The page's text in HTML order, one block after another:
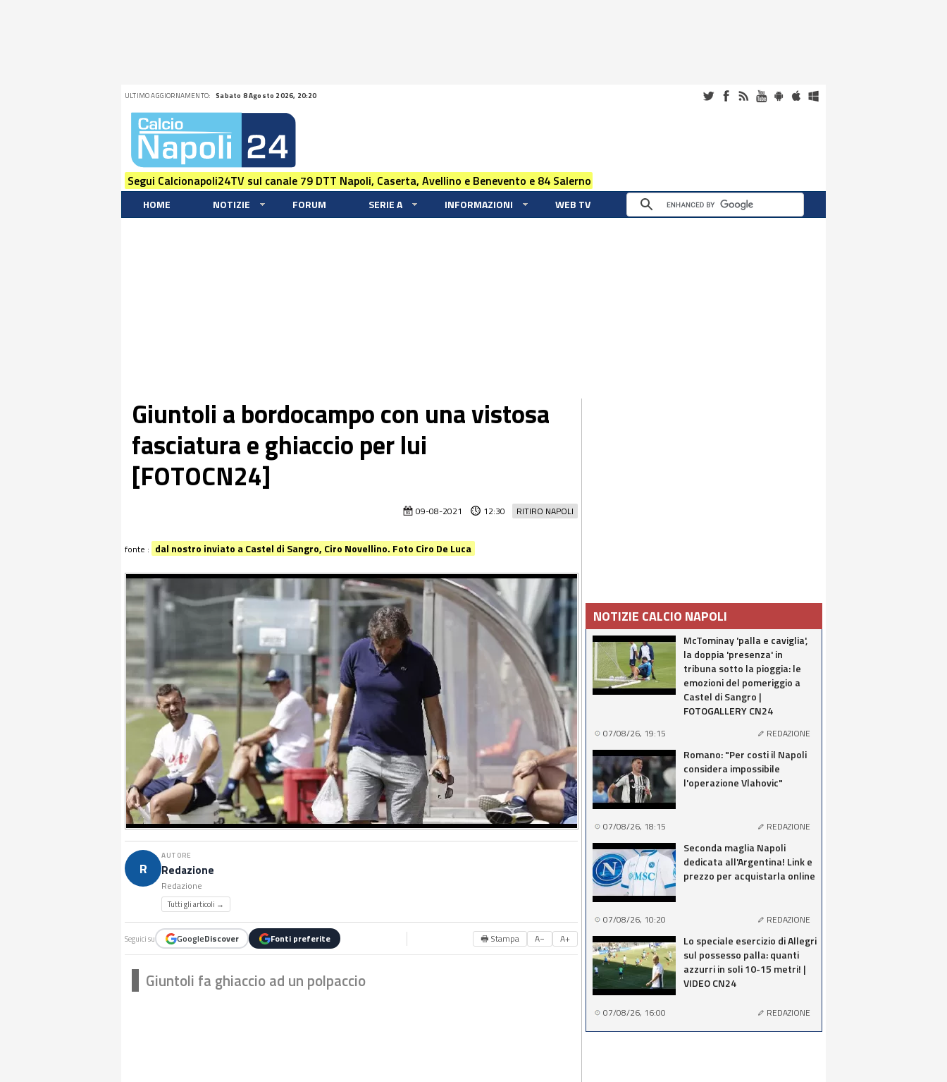
ULTIMO AGGIORNAMENTO: Sabato 8 Agosto 2026, 20:20
Segui Calcionapoli24TV sul canale 79 DTT Napoli, Caserta, Avellino e Benevento e 84 Salerno
HOME NOTIZIE FORUM SERIE A INFORMAZIONI WEB TV
Giuntoli a bordocampo con una vistosa
fasciatura e ghiaccio per lui
[FOTOCN24]
RITIRO NAPOLI
09-08-2021 12:30
fonte : dal nostro inviato a Castel di Sangro, Ciro Novellino. Foto Ciro De Luca
R
AUTORE
Redazione
Redazione
Tutti gli articoli →
Seguici su GoogleDiscover Fonti preferite 🖶 Stampa A− A+
Giuntoli fa ghiaccio ad un polpaccio
NOTIZIE CALCIO NAPOLI
McTominay 'palla e caviglia',
la doppia 'presenza' in
tribuna sotto la pioggia: le
emozioni del pomeriggio a
Castel di Sangro |
FOTOGALLERY CN24
07/08/26, 19:15 REDAZIONE
Romano: "Per costi il Napoli
considera impossibile
l'operazione Vlahovic"
07/08/26, 18:15 REDAZIONE
Seconda maglia Napoli
dedicata all'Argentina! Link e
prezzo per acquistarla online
07/08/26, 10:20 REDAZIONE
Lo speciale esercizio di Allegri
sul possesso palla: quanti
azzurri in soli 10-15 metri! |
VIDEO CN24
07/08/26, 16:00 REDAZIONE